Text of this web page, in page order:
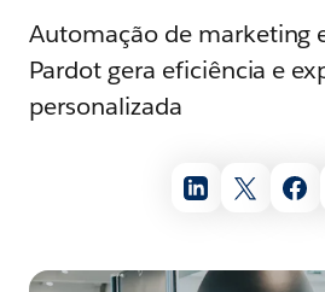
Automação de marketing
Pardot gera eficiência e
personalizada